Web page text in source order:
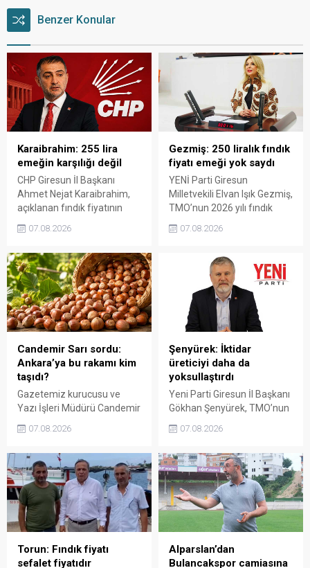
Benzer Konular
Karaibrahim: 255 lira
emeğin karşılığı değil
CHP Giresun İl Başkanı
Ahmet Nejat Karaibrahim,
açıklanan fındık fiyatının
artan üretim maliyetleri
karşısında yetersiz kaldığını
emeğinin korunmasını
istedi. Karaibrahim,
sürdürülebilir üretim için
fiyat politikasının yeniden
değerlendirilmesi gerektiğini
söyledi.
07.08.2026
Gezmiş: 250 liralık fındık
fiyatı emeği yok saydı
YENİ Parti Giresun
Milletvekili Elvan Işık Gezmiş,
TMO’nun 2026 yılı fındık
fiyatına sert tepki gösterdi.
Açıklanan rakamın üreticinin
karşılamadığını belirten
Gezmiş, “Üreticiyi yok
sayanı, günü geldiğinde
üretici de yok sayacaktır”
dedi.
07.08.2026
Candemir Sarı sordu:
Ankara’ya bu rakamı kim
taşıdı?
Gazetemiz kurucusu ve
Yazı İşleri Müdürü Candemir
Sarı, fındık fiyatı
tartışmalarını köşesine
300 liraya ulaştığı bir
dönemde Ankara’ya 240
liralık fiyat teklifi
götürüldüğü iddiasını
gündeme getiren Sarı,
Giresun milletvekillerini açık
ve net bir cevap vermeye
çağırdı.
07.08.2026
Şenyürek: İktidar
üreticiyi daha da
yoksullaştırdı
Yeni Parti Giresun İl Başkanı
Gökhan Şenyürek, TMO’nun
Giresun kalite fındık için
açıkladığı 255 liralık fiyatı
nitelendirdi. Artışın yıllık
enflasyonun altında kaldığını
belirten Şenyürek, kararın
üreticiyi değil tekelleri
koruduğunu savundu.
07.08.2026
Torun: Fındık fiyatı
sefalet fiyatıdır
Alparslan’dan
Bulancakspor camiasına